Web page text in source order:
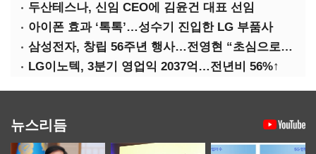
두산테스나, 신임 CEO에 김윤건 대표 선임
아이폰 효과 ‘톡톡’…성수기 진입한 LG 부품사
삼성전자, 창립 56주년 행사…전영현 “초심으로 경쟁력 회복해야”
LG이노텍, 3분기 영업익 2037억…전년비 56%↑
뉴스리듬